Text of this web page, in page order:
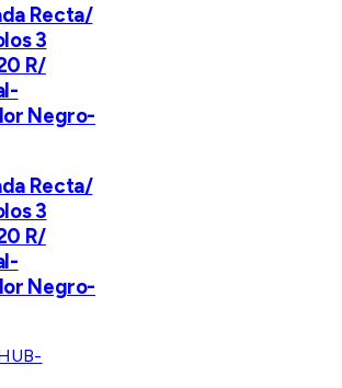
Recta/
3
R/
Negro-
Recta/
3
R/
Negro-